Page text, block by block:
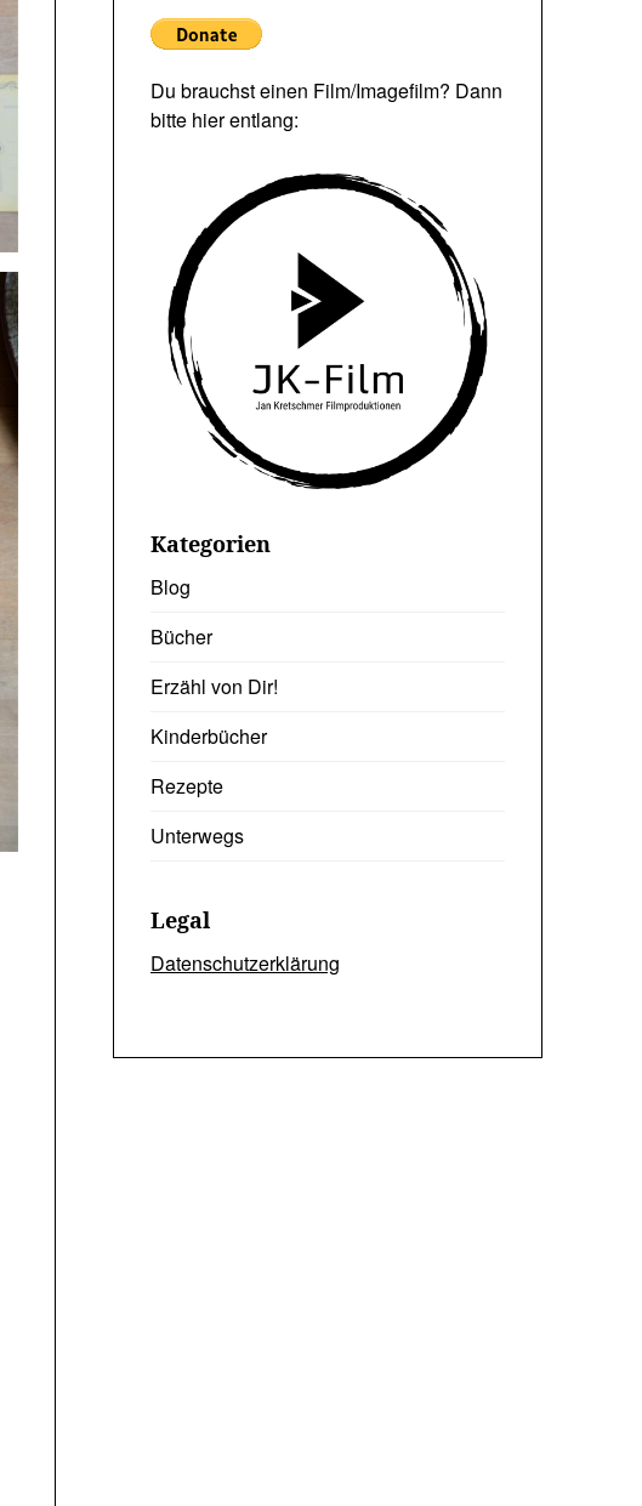
Du brauchst einen Film/Imagefilm? Dann
bitte hier entlang:
Kategorien
Blog
Bücher
Erzähl von Dir!
Kinderbücher
Rezepte
Unterwegs
Legal
Datenschutzerklärung